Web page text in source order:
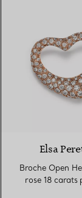
Elsa
Broche Open
rose 18 carats